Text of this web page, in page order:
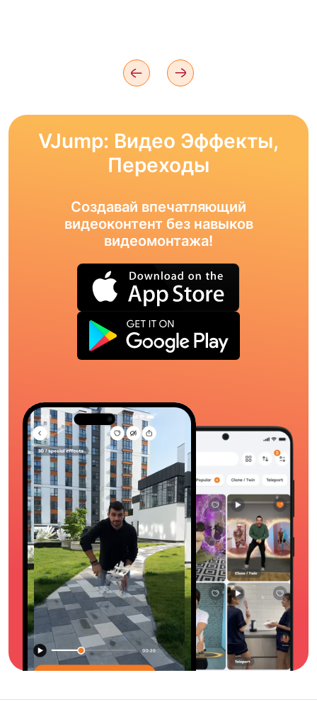
VJump: Видео Эффекты,
Переходы
Создавай впечатляющий
видеоконтент без навыков
видеомонтажа!